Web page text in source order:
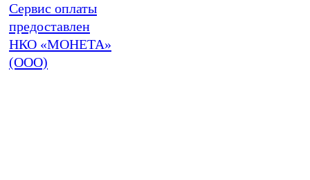
Сервис оплаты
предоставлен
НКО «МОНЕТА»
(ООО)